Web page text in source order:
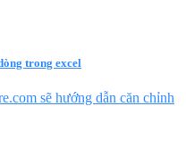
trong excel
sẽ hướng dẫn căn chỉnh